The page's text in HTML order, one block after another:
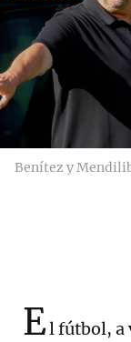
Benítez y
El fútbol, a